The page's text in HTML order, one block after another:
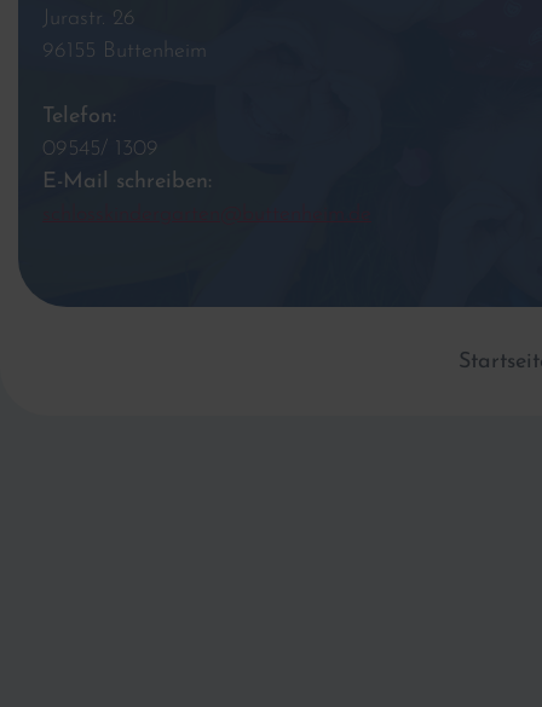
Jurastr. 26
96155 Buttenheim
Telefon:
09545/ 1309
E-Mail schreiben: